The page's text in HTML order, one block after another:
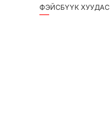
ФЭЙСБҮҮК ХУУДАС